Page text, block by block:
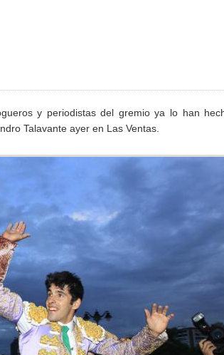
y periodistas del gremio ya lo han
Talavante ayer en Las Ventas.